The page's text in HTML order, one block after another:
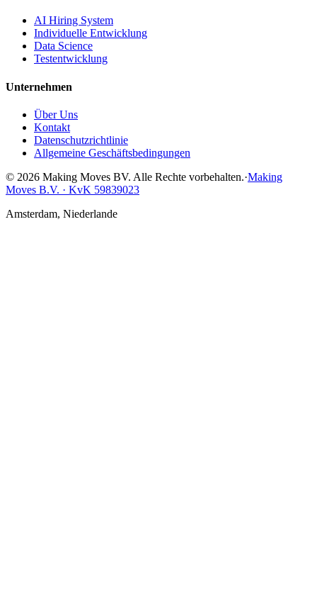
AI Hiring System
Individuelle Entwicklung
Data Science
Testentwicklung
Unternehmen
Über Uns
Kontakt
Datenschutzrichtlinie
Allgemeine Geschäftsbedingungen
© 2026 Making Moves BV. Alle Rechte vorbehalten.·Making
Moves B.V. · KvK 59839023
Amsterdam, Niederlande